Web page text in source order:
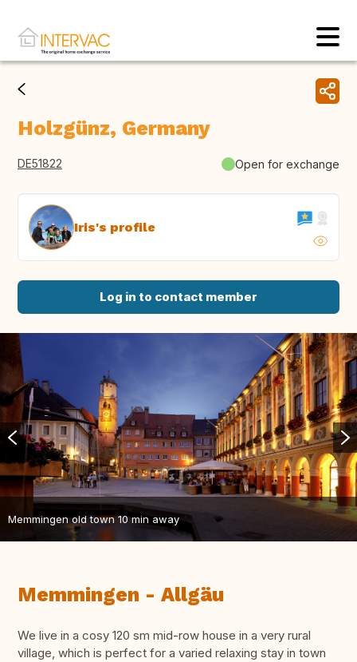
Holzgünz, Germany
DE51822 Open for exchange
Iris's profile
Log in to contact member
Memmingen old town 10 min away
Memmingen - Allgäu
We live in a cosy 120 sm mid-row house in a very rural
village, which is perfect for a varied relaxing stay in town